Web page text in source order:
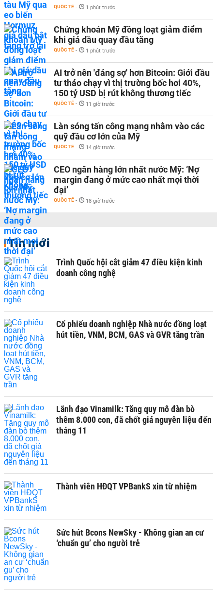
QUỐC TẾ - 1 phút trước
Chứng khoán Mỹ đồng loạt giảm điểm
khi giá dầu quay đầu tăng
QUỐC TẾ - 1 phút trước
AI trở nên 'đáng sợ' hơn Bitcoin: Giới đầu
tư tháo chạy vì thị trường bốc hơi 40%,
150 tỷ USD bị rút không thương tiếc
QUỐC TẾ - 11 giờ trước
Làn sóng tấn công mạng nhằm vào các
quỹ đầu cơ lớn của Mỹ
QUỐC TẾ - 14 giờ trước
CEO ngân hàng lớn nhất nước Mỹ: ‘Nợ
margin đang ở mức cao nhất mọi thời
đại’
QUỐC TẾ - 18 giờ trước
Tin mới
Trình Quốc hội cắt giảm 47 điều kiện kinh
doanh công nghệ
Cổ phiếu doanh nghiệp Nhà nước đồng loạt
hút tiền, VNM, BCM, GAS và GVR tăng trần
Lãnh đạo Vinamilk: Tăng quy mô đàn bò
thêm 8.000 con, đã chốt giá nguyên liệu đến
tháng 11
Thành viên HĐQT VPBankS xin từ nhiệm
Sức hút Bcons NewSky - Không gian an cư
‘chuẩn gu’ cho người trẻ